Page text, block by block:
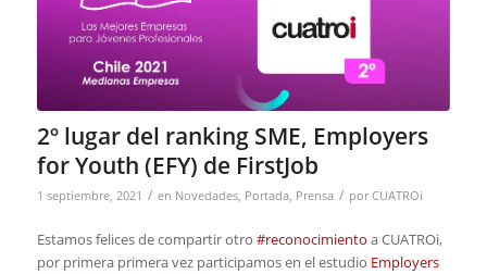
2º lugar del ranking SME, Employers
for Youth (EFY) de FirstJob
1 septiembre, 2021 / en Novedades, Portada, Prensa / porCUATROi
Estamos felices de compartir otro #reconocimiento a CUATROi,
por primera primera vez participamos en el estudio Employers